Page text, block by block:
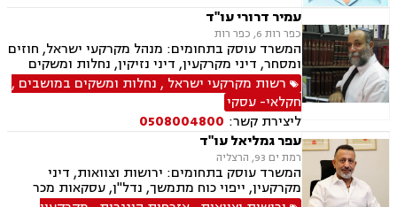
עמיר דרורי עו"ד
כפר רות 6, כפר רות
המשרד עוסק בתחומים: מנהל מקרקעי ישראל, חוזים
ומסחר, דיני מקרקעין, דיני נזיקין, נחלות ומשקים
במושבים, פינוי מושכר, דיני תאגידים, תכנון ובניה,
חוקתי ומנהלי, חקלאי- עסקי, ליטיגציה, מושבים
וקיבוצים ומגרשים חקלאיים
רשות מקרקעי ישראל , נחלות ומשקים במושבים ,
חקלאי- עסקי
ליצירת קשר: 0508004800
עפר גמליאל עו"ד
רמת ים 93, הרצליה
המשרד עוסק בתחומים: ירושות וצוואות, דיני
מקרקעין, ייפוי כוח מתמשך, נדל"ן, עסקאות מכר
דירה, מיסוי נדל"ן, אזרחי מסחרי, נוטריון, דיני חוזים,